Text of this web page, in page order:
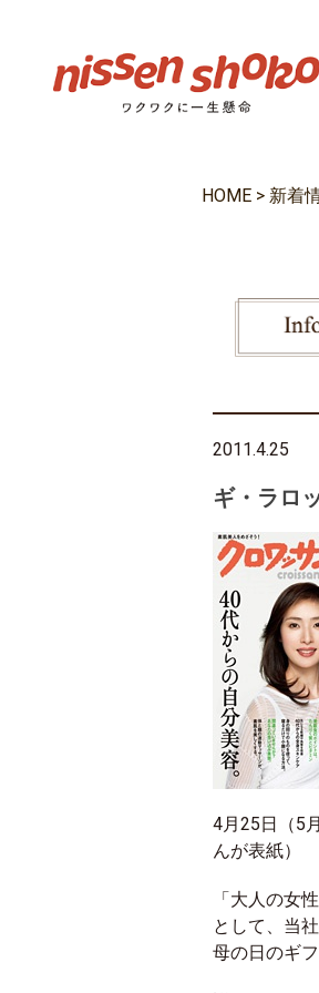
HOME > 新着
2011.4.25
ギ・ラロ
4月25日（5
んが表紙）
「大人の女
として、当
母の日のギ